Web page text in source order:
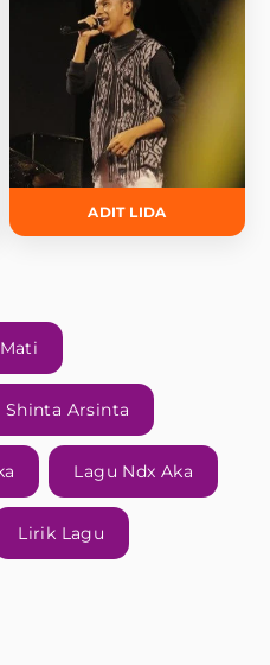
ADIT LIDA
Shinta Arsinta
Lagu Ndx Aka
Lirik Lagu